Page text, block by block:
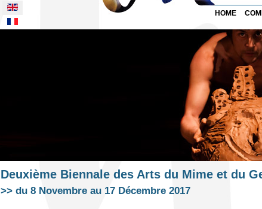
Select your language
HOME
Deuxième Biennale des Arts du Mime et du
>> du 8 Novembre au 17 Décembre 2017